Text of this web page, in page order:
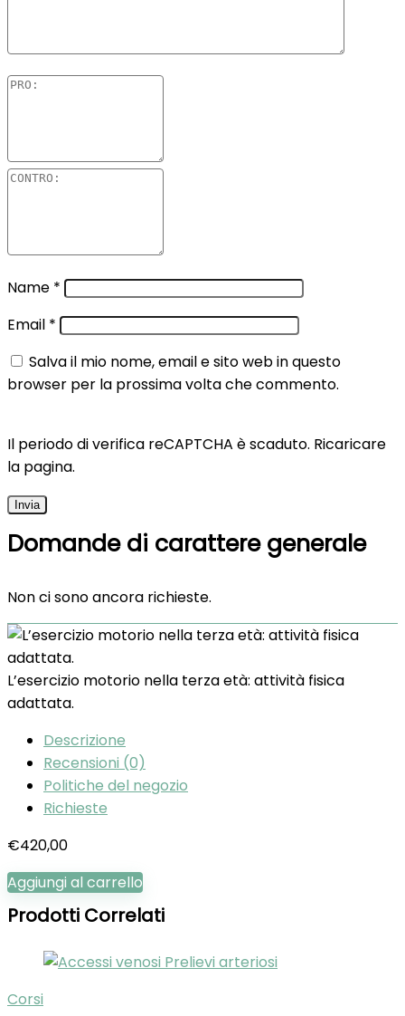
Name *
Email *
Salva il mio nome, email e sito web in questo
browser per la prossima volta che commento.
Il periodo di verifica reCAPTCHA è scaduto. Ricaricare
la pagina.
Domande di carattere generale
Non ci sono ancora richieste.
L’esercizio motorio nella terza età: attività fisica
adattata.
Descrizione
Recensioni (0)
Politiche del negozio
Richieste
€420,00
Aggiungi al carrello
Prodotti Correlati
Corsi